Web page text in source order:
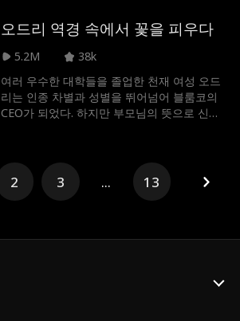
한 명과 사랑에 빠질 거라 믿었지만 가사도우
미의 딸 로라가 들어오면서 모든 게 달라진다.
내가 가장 사랑했던 밀러 형제가 내 마음을 짓
떠난 뒤, 나를 찾아 헤매는 밀러 형제들. 이제
우리 앞엔 어떤 이야기가 기다리고 있을까?
오드리 역경 속에서 꽃을 피우다
5.2M
38k
여러 우수한 대학들을 졸업한 천재 여성 오드
리는 인종 차별과 성별을 뛰어넘어 블룸코의
CEO가 되었다. 하지만 부모님의 뜻으로 신분
저 빼앗길 위기에 처하는데. 어릴 적 경쟁 관
계였던 라이더 말로우의 도움을 받아 위기를
피하고, 언제나 적으로만 생각했던 말로우의
2 3 ... 13